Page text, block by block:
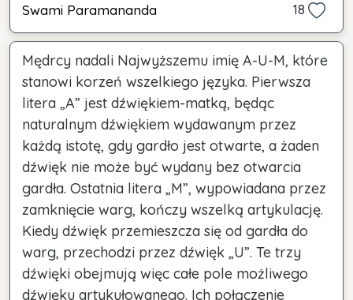
Swami Paramananda 18
Mędrcy nadali Najwyższemu imię A-U-M, które
stanowi korzeń wszelkiego języka. Pierwsza
litera „A” jest dźwiękiem-matką, będąc
naturalnym dźwiękiem wydawanym przez
każdą istotę, gdy gardło jest otwarte, a żaden
dźwięk nie może być wydany bez otwarcia
gardła. Ostatnia litera „M”, wypowiadana przez
zamknięcie warg, kończy wszelką artykulację.
Kiedy dźwięk przemieszcza się od gardła do
warg, przechodzi przez dźwięk „U”. Te trzy
dźwięki obejmują więc całe pole możliwego
dźwięku artykułowanego. Ich połączenie